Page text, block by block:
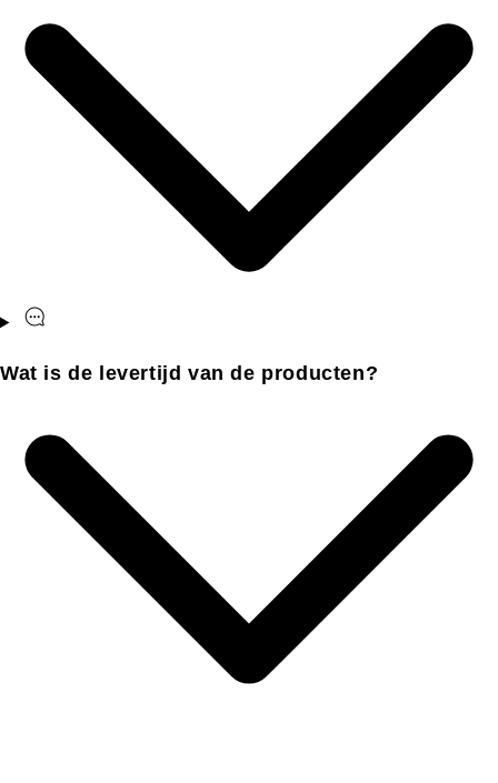
Wat is de levertijd van de producten?